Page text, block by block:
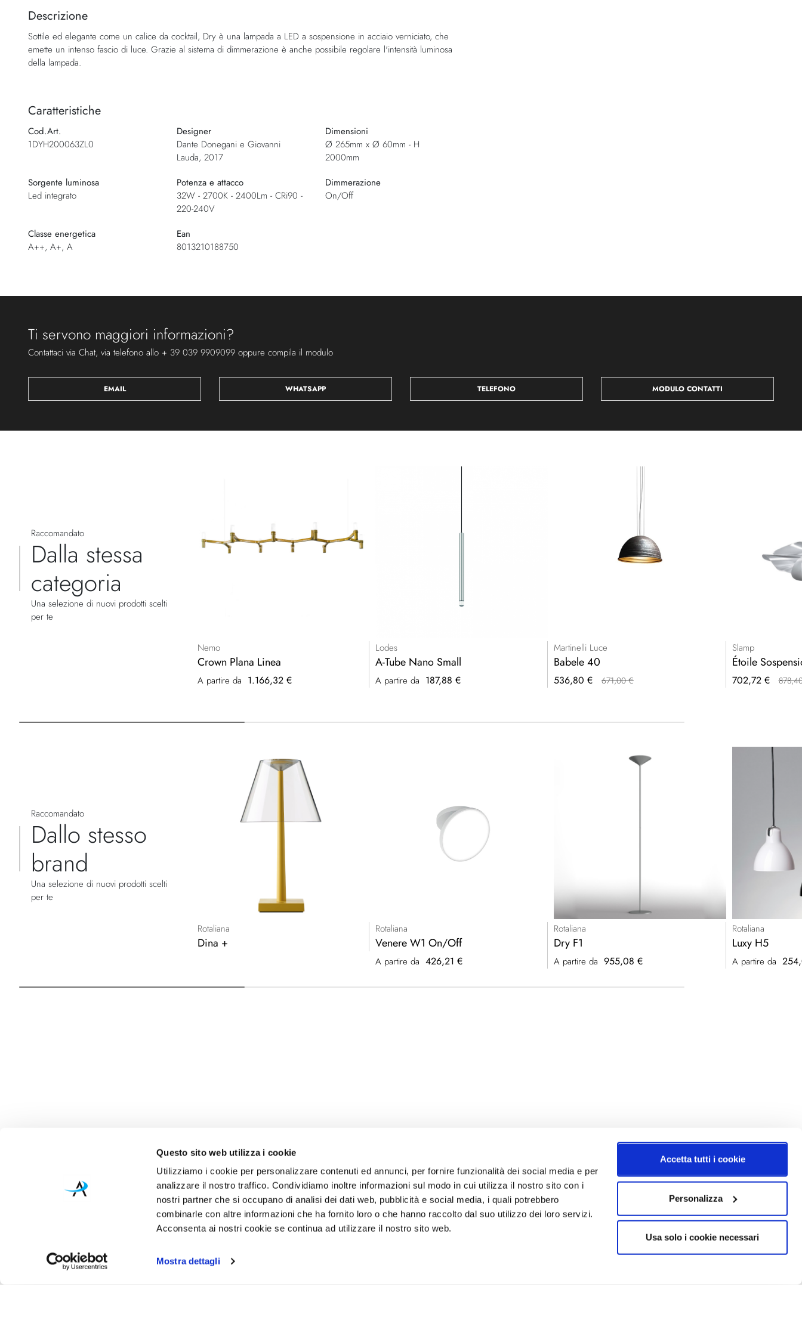
Questo sito web utilizza i cookie
Utilizziamo i cookie per personalizzare contenuti ed annunci, per fornire funzionalità dei social media e per
analizzare il nostro traffico. Condividiamo inoltre informazioni sul modo in cui utilizza il nostro sito con i
nostri partner che si occupano di analisi dei dati web, pubblicità e social media, i quali potrebbero
combinarle con altre informazioni che ha fornito loro o che hanno raccolto dal suo utilizzo dei loro servizi.
Acconsenta ai nostri cookie se continua ad utilizzare il nostro sito web.
Mostra dettagli
Accetta tutti i cookie
Personalizza
Usa solo i cookie necessari
della
di
immagini
Descrizione
Sottile ed elegante come un calice da cocktail, Dry è una lampada a LED a sospensione in acciaio verniciato, che
emette un intenso fascio di luce. Grazie al sistema di dimmerazione è anche possibile regolare l'intensità luminosa
della lampada.
Caratteristiche
Cod.Art.
1DYH200063ZL0
Designer
Dante Donegani e Giovanni
Lauda, 2017
Dimensioni
Ø 265mm x Ø 60mm - H
2000mm
Sorgente luminosa
Led integrato
Potenza e attacco
32W - 2700K - 2400Lm - CRi90 -
220-240V
Dimmerazione
On/Off
Classe energetica
A++, A+, A
Ean
8013210188750
Ti servono maggiori informazioni?
Contattaci via Chat, via telefono allo + 39 039 9909099 oppure compila il modulo
EMAIL WHATSAPP TELEFONO MODULO CONTATTI
Raccomandato
Dalla stessa
categoria
Una selezione di nuovi prodotti scelti
per te
Nemo
Crown Plana Linea
A partire da 1.166,32 €
Lodes
A-Tube Nano Small
A partire da 187,88 €
Martinelli Luce
Babele 40
Prezzo
536,80 € 671,00 €
Slamp
Étoile
Prezzo
702,72 €
Raccomandato
Dallo stesso
brand
Una selezione di nuovi prodotti scelti
per te
Rotaliana
Dina +
Rotaliana
Venere W1 On/Off
A partire da 426,21 €
Rotaliana
Dry F1
A partire da 955,08 €
Rotaliana
Luxy H5
A partire da